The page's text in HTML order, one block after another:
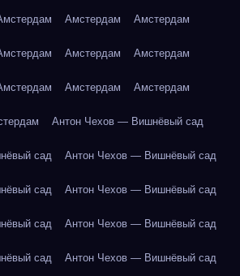
Амстердам Амстердам
Амстердам Амстердам
Амстердам Амстердам
Антон Чехов — Вишнёвый сад
сад Антон Чехов — Вишнёвый сад
сад Антон Чехов — Вишнёвый сад
сад Антон Чехов — Вишнёвый сад
сад Антон Чехов — Вишнёвый сад